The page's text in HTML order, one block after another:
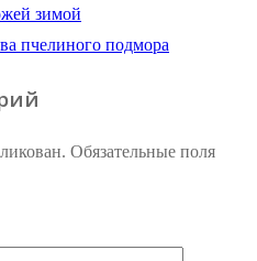
зимой
пчелиного подмора
Обязательные поля